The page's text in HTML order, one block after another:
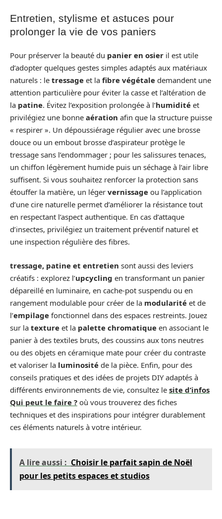
Entretien, stylisme et astuces pour
prolonger la vie de vos paniers
Pour préserver la beauté du panier en osier il est utile
d’adopter quelques gestes simples adaptés aux matériaux
naturels : le tressage et la fibre végétale demandent une
attention particulière pour éviter la casse et l’altération de
la patine. Évitez l’exposition prolongée à l’humidité et
privilégiez une bonne aération afin que la structure puisse
« respirer ». Un dépoussiérage régulier avec une brosse
douce ou un embout brosse d’aspirateur protège le
tressage sans l’endommager ; pour les salissures tenaces,
un chiffon légèrement humide puis un séchage à l’air libre
suffisent. Si vous souhaitez renforcer la protection sans
étouffer la matière, un léger vernissage ou l’application
d’une cire naturelle permet d’améliorer la résistance tout
en respectant l’aspect authentique. En cas d’attaque
d’insectes, privilégiez un traitement préventif naturel et
une inspection régulière des fibres.
tressage, patine et entretien sont aussi des leviers
créatifs : explorez l’upcycling en transformant un panier
dépareillé en luminaire, en cache-pot suspendu ou en
rangement modulable pour créer de la modularité et de
l’empilage fonctionnel dans des espaces restreints. Jouez
sur la texture et la palette chromatique en associant le
panier à des textiles bruts, des coussins aux tons neutres
ou des objets en céramique mate pour créer du contraste
et valoriser la luminosité de la pièce. Enfin, pour des
conseils pratiques et des idées de projets DIY adaptés à
différents environnements de vie, consultez le site d’infos
Qui peut le faire ? où vous trouverez des fiches
techniques et des inspirations pour intégrer durablement
ces éléments naturels à votre intérieur.
A lire aussi : Choisir le parfait sapin de Noël
pour les petits espaces et studios